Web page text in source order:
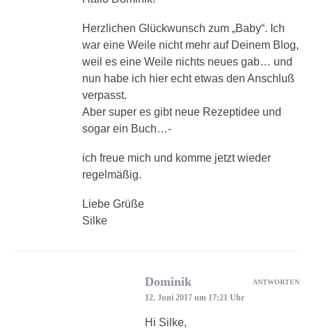
Herzlichen Glückwunsch zum „Baby“. Ich
war eine Weile nicht mehr auf Deinem Blog,
weil es eine Weile nichts neues gab… und
nun habe ich hier echt etwas den Anschluß
verpasst.
Aber super es gibt neue Rezeptidee und
sogar ein Buch…-
ich freue mich und komme jetzt wieder
regelmäßig.
Liebe Grüße
Silke
Dominik
12. Juni 2017 um 17:21 Uhr
Hi Silke,
ANTWORTEN